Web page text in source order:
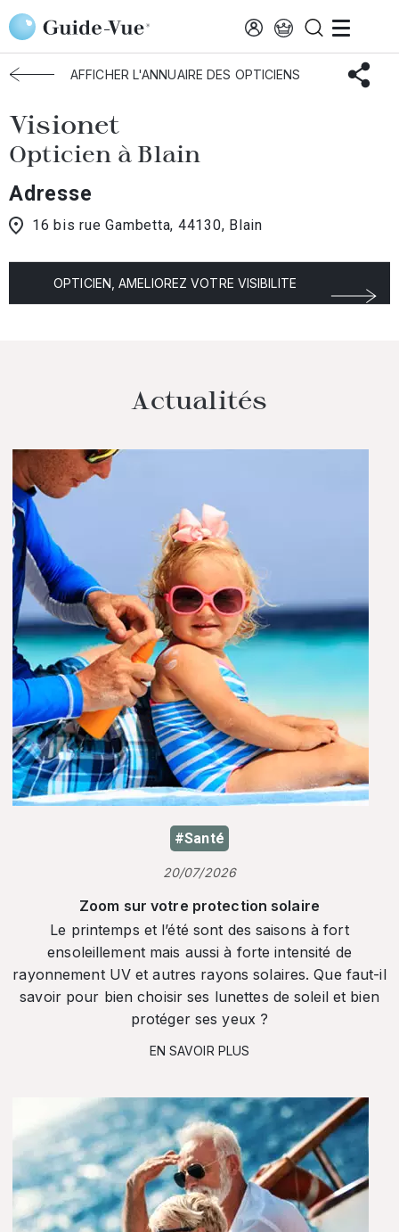
Aller au contenu principal
Accueil Choisir mon opticien Visionet
AFFICHER L'ANNUAIRE DES OPTICIENS
Visionet
Opticien à Blain
Adresse
16 bis rue Gambetta, 44130, Blain
OPTICIEN, AMELIOREZ VOTRE VISIBILITE
Actualités
#Santé
20/07/2026
Zoom sur votre protection solaire
Le printemps et l’été sont des saisons à fort
ensoleillement mais aussi à forte intensité de
rayonnement UV et autres rayons solaires. Que faut-il
savoir pour bien choisir ses lunettes de soleil et bien
protéger ses yeux ?
EN SAVOIR PLUS